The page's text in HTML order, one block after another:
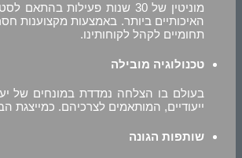
מוניטין של 30 שנות
האיכותיים ביותר. באמצעות מקצוענות
תחומיים לקהל לקוחותינו.
טכנולוגיה מובילה
בעולם בו הצלחה נמדדת במונחים של
ייעודיים, המותאמים לצרכיהם. כמייצגת
שותפות הגונה